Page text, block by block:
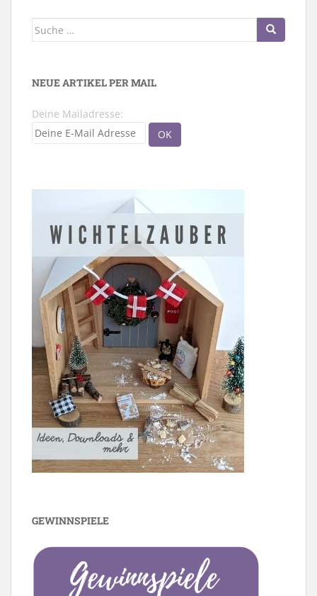
Suche
NEUE ARTIKEL PER MAIL
Deine Mailadresse:
GEWINNSPIELE